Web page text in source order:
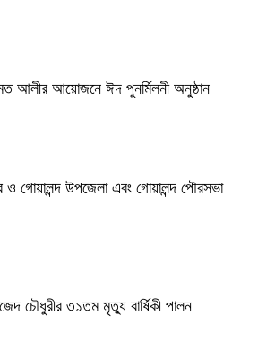
আলীর আয়োজনে ঈদ পুনর্মিলনী অনুষ্ঠান
ও গোয়ালন্দ উপজেলা এবং গোয়ালন্দ পৌরসভা
চে‌ৗধুরীর ৩১তম মৃত‌্যু বা‌র্ষিকী পালন